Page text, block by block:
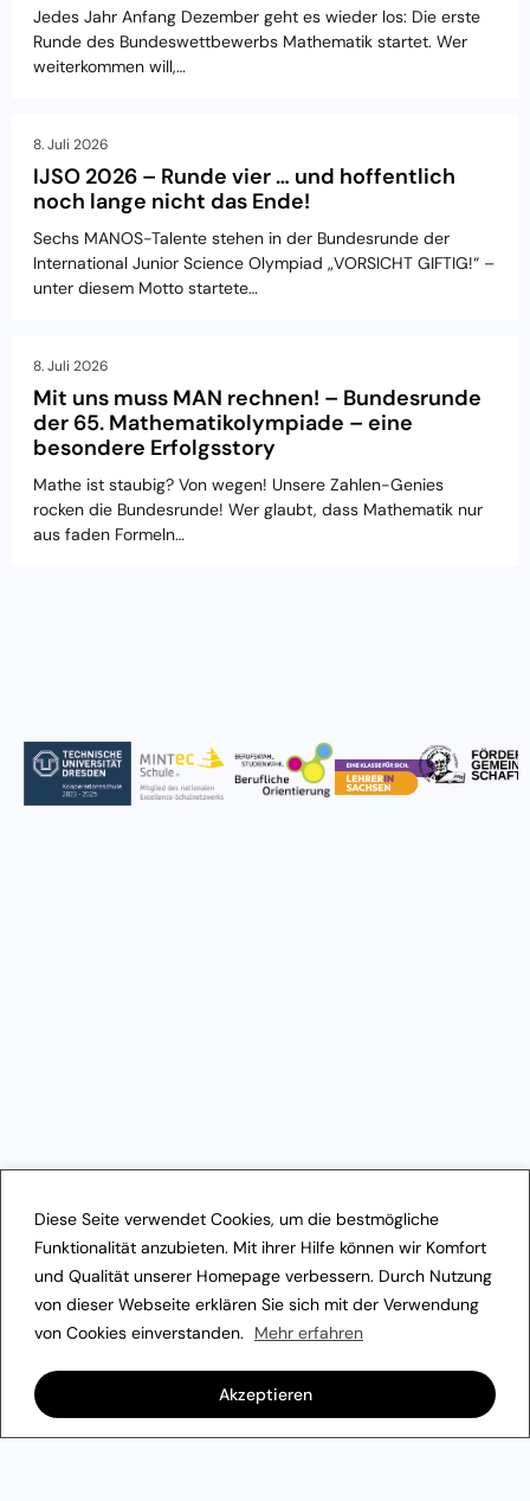
Diese Seite verwendet Cookies, um die bestmögliche
Funktionalität anzubieten. Mit ihrer Hilfe können wir Komfort
und Qualität unserer Homepage verbessern. Durch Nutzung
von dieser Webseite erklären Sie sich mit der Verwendung
von Cookies einverstanden.
Mehr erfahren
Akzeptieren
Jedes Jahr Anfang Dezember geht es wieder los: Die erste
Runde des Bundeswettbewerbs Mathematik startet. Wer
weiterkommen will,…
8. Juli 2026
IJSO 2026 – Runde vier … und hoffentlich
noch lange nicht das Ende!
Sechs MANOS-Talente stehen in der Bundesrunde der
International Junior Science Olympiad „VORSICHT GIFTIG!“ –
unter diesem Motto startete…
8. Juli 2026
Mit uns muss MAN rechnen! – Bundesrunde
der 65. Mathematikolympiade – eine
besondere Erfolgsstory
Mathe ist staubig? Von wegen! Unsere Zahlen-Genies
rocken die Bundesrunde! Wer glaubt, dass Mathematik nur
aus faden Formeln…